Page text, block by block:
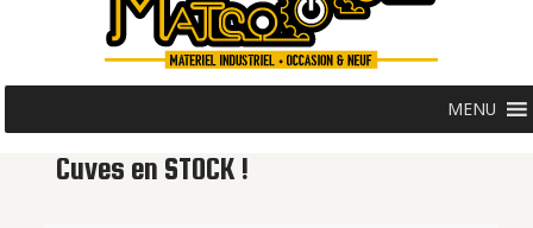
MENU
Cuves en STOCK !